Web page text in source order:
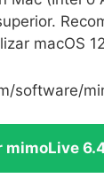
macOS
software/
mimoLive